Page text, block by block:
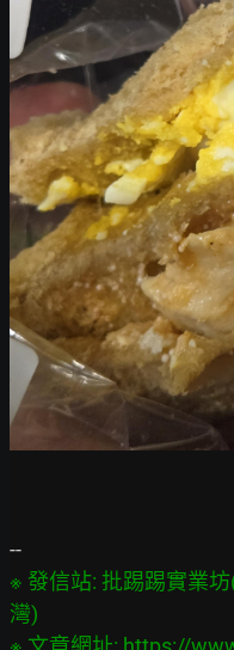
※ 發信站: 批踢踢實業
灣)